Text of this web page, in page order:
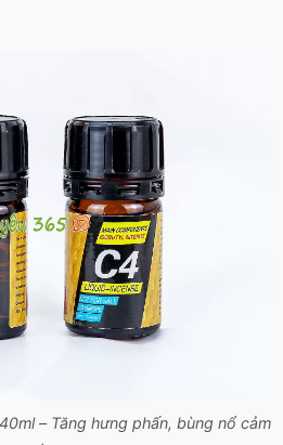
Clear Case Magnetic
17 Clear Case trong
– Tăng hưng phấn, bùng nổ cảm